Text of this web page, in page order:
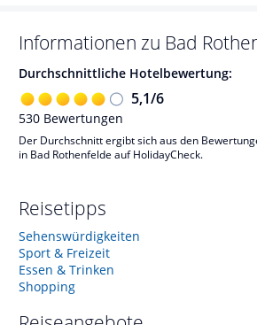
Informationen zu Bad
Durchschnittliche Hotelbewertung:
5,1/6
530 Bewertungen
Der Durchschnitt ergibt sich aus den
in Bad Rothenfelde auf HolidayCheck.
Reisetipps
Sehenswürdigkeiten
Sport & Freizeit
Essen & Trinken
Shopping